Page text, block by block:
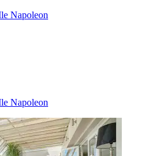
Napoleon
Napoleon